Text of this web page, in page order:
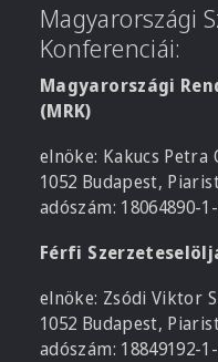
Magyarországi
Konferenciái:
Magyarországi
(MRK)
elnöke: Kakucs Petra
1052 Budapest,
adószám: 18064890-
Férfi
elnöke: Zsódi Viktor
1052 Budapest,
adószám: 18849192-